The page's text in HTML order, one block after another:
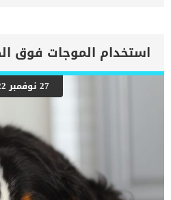
الفخذ. يمكن استخدام طرق تأهيلية
الداعمة أو تصحيح خلل الأنسجة, ولكن
الجراحية. كما يفضل ان تتم عمليات قطع
الكلاب فى وقت مبكر من اكتشاف
المفاصل. اقرأ ايضا: خلل نمو العظام عند
سيقوم الطبيب بأخذ صور واشعات لوضع
بمراقبة المشى والحركة مع القيام ببعض
الألم. قبل العملية
27 نوفمبر 2022